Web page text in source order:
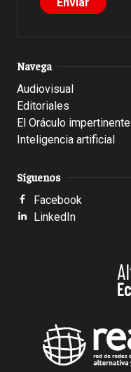
Navega
Audiovisual
Editoriales
El Oráculo impertinente
Inteligencia artificial
Síguenos
Facebook
LinkedIn